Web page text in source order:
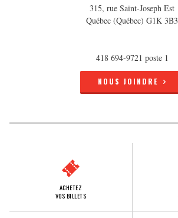
315, rue Saint-Joseph Est
Québec (Québec) G1K 3B3
418 694-9721 poste 1
NOUS JOINDRE
ACHETEZ
VOS BILLETS